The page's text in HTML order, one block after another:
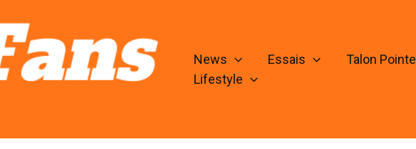
News Essais Talon Pointe
Lifestyle